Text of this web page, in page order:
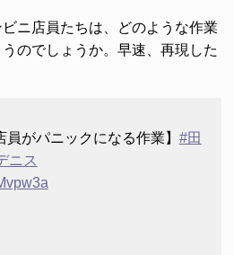
ニ店員たちは、どのような作業
のでしょうか。早速、再現した
員がパニックになる作業】 #田
ニス